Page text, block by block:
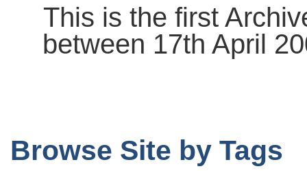
This is the first
between 17th April
Browse Site by Tags